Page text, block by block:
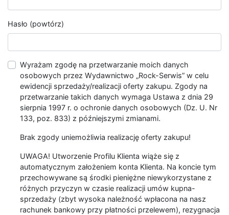
Hasło (powtórz)
Wyrażam zgodę na przetwarzanie moich danych
osobowych przez Wydawnictwo „Rock-Serwis” w celu
ewidencji sprzedaży/realizacji oferty zakupu. Zgody na
przetwarzanie takich danych wymaga Ustawa z dnia 29
sierpnia 1997 r. o ochronie danych osobowych (Dz. U. Nr
133, poz. 833) z późniejszymi zmianami.
Brak zgody uniemożliwia realizację oferty zakupu!
UWAGA! Utworzenie Profilu Klienta wiąże się z
automatycznym założeniem konta Klienta. Na koncie tym
przechowywane są środki pieniężne niewykorzystane z
różnych przyczyn w czasie realizacji umów kupna-
sprzedaży (zbyt wysoka należność wpłacona na nasz
rachunek bankowy przy płatności przelewem), rezygnacja